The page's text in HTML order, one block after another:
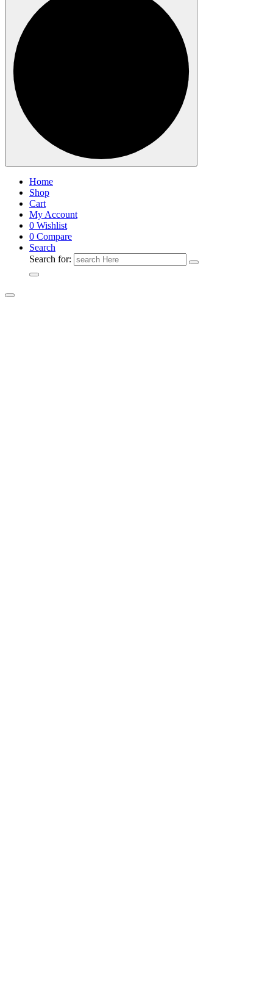
Home
Shop
Cart
My Account
0 Wishlist
0 Compare
Search
Search for: